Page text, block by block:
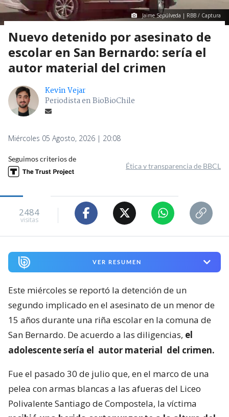
Jaime Sepúlveda | RBB / Captura
Nuevo detenido por asesinato de
escolar en San Bernardo: sería el
autor material del crimen
Kevin Vejar
Periodista en BioBioChile
Miércoles 05 Agosto, 2026 | 20:08
Seguimos criterios de
Ética y transparencia de BBCL
2484
visitas
VER RESUMEN
Este miércoles se reportó la detención de un
segundo implicado en el asesinato de un menor de
15 años durante una riña escolar en la comuna de
San Bernardo. De acuerdo a las diligencias, el
adolescente sería el autor material del crimen.
Fue el pasado 30 de julio que, en el marco de una
pelea con armas blancas a las afueras del Liceo
Polivalente Santiago de Compostela, la víctima